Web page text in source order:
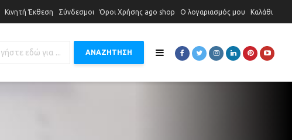
Κινητή Έκθεση Σύνδεσμοι Όροι Χρήσης ago shop Ο λογαριασμός μου Καλάθι
ΑΝΑΖΗΤΗΣΗ